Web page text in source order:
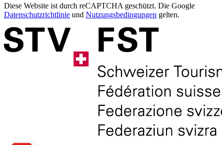
Diese Website ist durch reCAPTCHA geschützt. Die Google
Datenschutzrichtlinie und Nutzungsbedingungen gelten.